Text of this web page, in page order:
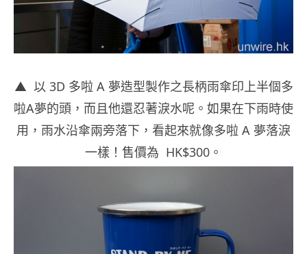
▲ 以 3D 多啦 A 夢造型製作之長柄雨傘印上半個多
啦A夢的頭，而且他還忍著淚水呢。如果在下雨時使
用，雨水沿傘兩旁落下，看起來就像多啦 A 夢落淚
一樣！售價為 HK$300。